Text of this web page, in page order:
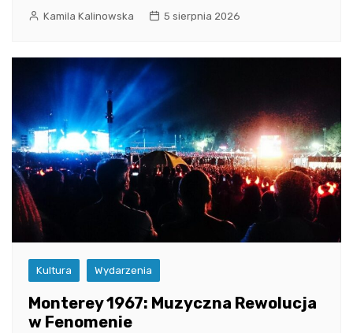
Kamila Kalinowska 5 sierpnia 2026
Kultura Wydarzenia
Monterey 1967: Muzyczna Rewolucja
w Fenomenie